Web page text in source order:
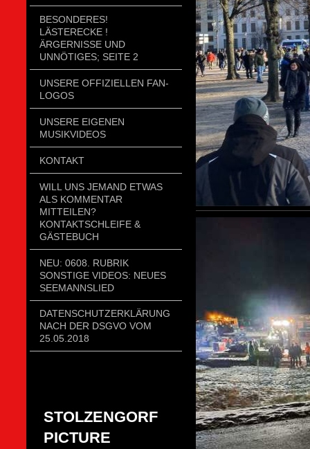
BESONDERES!
LÄSTERECKE !
ÄRGERNISSE UND
UNNÖTIGES; SEITE 2
UNSERE OFFIZIELLEN FAN-
LOGOS
UNSERE EIGENEN
MUSIKVIDEOS
KONTAKT
WILL UNS JEMAND ETWAS
ALS KOMMENTAR
MITTEILEN?
KONTAKTSCHLEIFE &
GÄSTEBUCH
NEU: 0608. RUBRIK
SONSTIGE VIDEOS: NEUES
SEEMANNSLIED
DATENSCHUTZERKLÄRUNG
NACH DER DSGVO VOM
25.05.2018
STOLZENGORF
PICTURE